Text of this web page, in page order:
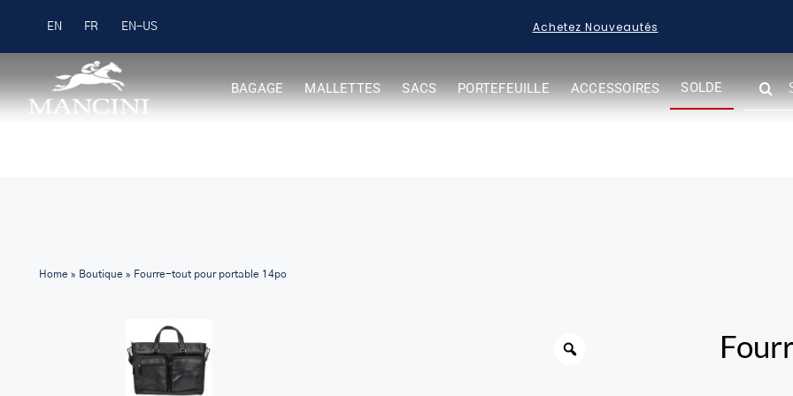
EN FR Livraison gratuite pour les commandes 99 $ + Achetez Nouveautés
BAGAGE MALLETTES SACS PORTEFEUILLE ACCESSOIRES SOLDE
FOR:
Home» Boutique» Fourre-tout pour portable 14po